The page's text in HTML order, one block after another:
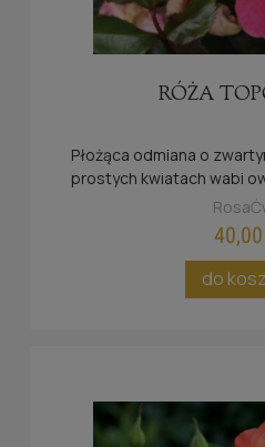
RÓŻA
Płożąca odmiana o
prostych kwiatach wabi
40,00
do